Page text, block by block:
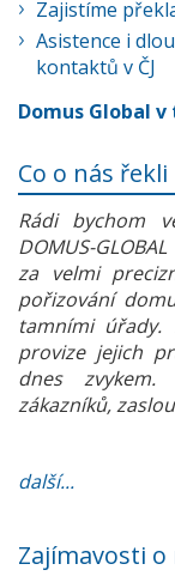
Zajistíme
Asistence i
kontaktů v ČJ
Domus Global
Co o nás
Rádi bychom
DOMUS-
za velmi
pořizování
tamními úřady.
provize jejich
dnes
zákazníků,
další...
Zajímavosti